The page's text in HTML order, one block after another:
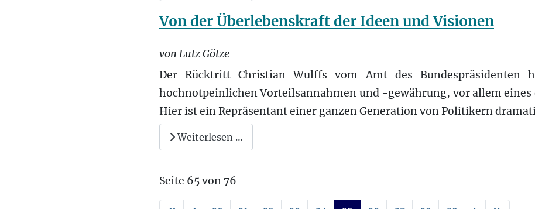
Von der Überlebenskraft der Ideen und Visionen
von Lutz Götze
Der Rücktritt Christian Wulffs vom Amt des Bundespräsidenten
hochnotpeinlichen Vorteilsannahmen und -gewährung, vor allem eines
Hier ist ein Repräsentant einer ganzen Generation von Politikern
Weiterlesen …
Seite 65 von 76